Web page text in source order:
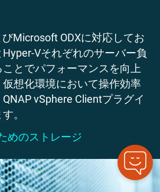
Microsoft ODXに対応してお
Hyper-Vそれぞれのサーバー負
とでパフォーマンスを向上
仮想化環境において操作効率
vSphere Clientプラグイ
。
めのストレージ